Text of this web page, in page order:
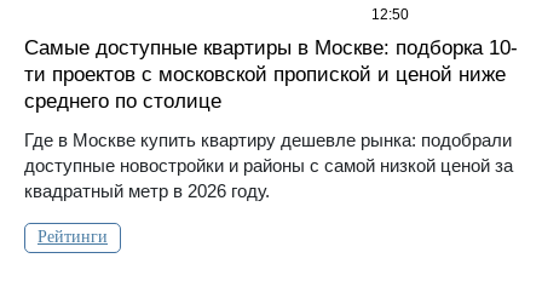
Самые доступные квартиры в Москве: подборка 10-
ти проектов с московской пропиской и ценой ниже
среднего по столице
Где в Москве купить квартиру дешевле рынка: подобрали
доступные новостройки и районы с самой низкой ценой за
квадратный метр в 2026 году.
Рейтинги
12:50